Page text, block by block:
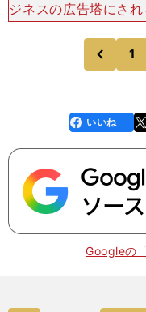
ジネスの広告塔にさ
約を外すことを決断
ヤマハに移籍した。
てく
前
1
faceboo
k
いいね
Googleの